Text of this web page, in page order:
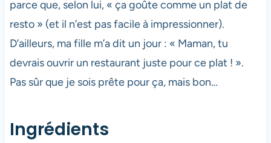
parce que, selon lui, « ça goûte comme un plat de
resto » (et il n’est pas facile à impressionner).
D’ailleurs, ma fille m’a dit un jour : « Maman, tu
devrais ouvrir un restaurant juste pour ce plat ! ».
Pas sûr que je sois prête pour ça, mais bon…
Ingrédients